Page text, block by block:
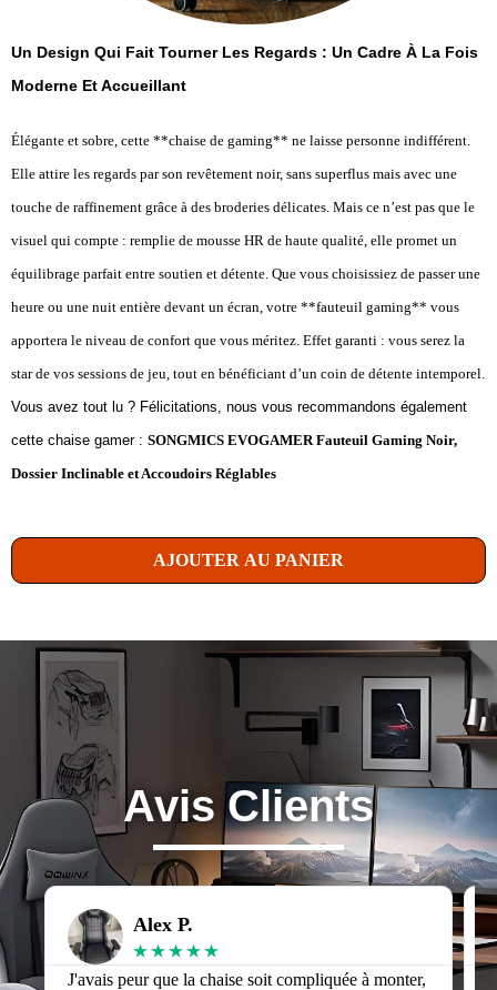
Un Design Qui Fait Tourner Les Regards : Un Cadre À La Fois
Moderne Et Accueillant
Élégante et sobre, cette **chaise de gaming** ne laisse personne indifférent.
Elle attire les regards par son revêtement noir, sans superflus mais avec une
touche de raffinement grâce à des broderies délicates. Mais ce n’est pas que le
visuel qui compte : remplie de mousse HR de haute qualité, elle promet un
équilibrage parfait entre soutien et détente. Que vous choisissiez de passer une
heure ou une nuit entière devant un écran, votre **fauteuil gaming** vous
apportera le niveau de confort que vous méritez. Effet garanti : vous serez la
star de vos sessions de jeu, tout en bénéficiant d’un coin de détente intemporel.
Vous avez tout lu ? Félicitations, nous vous recommandons également
cette chaise gamer : SONGMICS EVOGAMER Fauteuil Gaming Noir,
Dossier Inclinable et Accoudoirs Réglables
AJOUTER AU PANIER
Avis Clients
Alex P.
★ ★ ★ ★ ★
J'avais peur que la chaise soit compliquée à monter,